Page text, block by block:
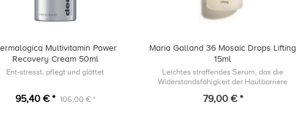
Multivitamin Power
Recovery Cream 50ml
Ent-stresst, pflegt und glättet
95,40 € * 106,00 € *
Maria Galland 36 Mosaic Drops Lifting
15ml
Leichtes straffendes Serum, das die
Widerstandsfähigkeit der Hautbarriere
Hautalterung bekämpft, indem es das
79,00 € *